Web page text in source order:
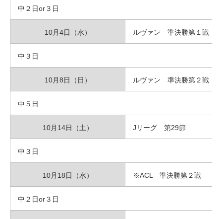
中２日or３日
10月4日（水） ルヴァン 準決勝第１戦
中３日
10月8日（日） ルヴァン 準決勝第２戦
中５日
10月14日（土） Jリーグ 第29節
中３日
10月18日（水） ※ACL 準決勝第２戦
中２日or３日